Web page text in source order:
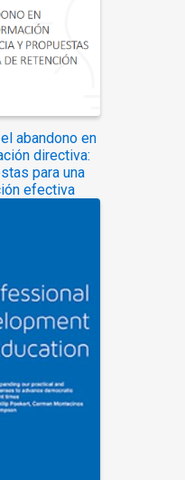
abandono en
directiva:
para una
efectiva